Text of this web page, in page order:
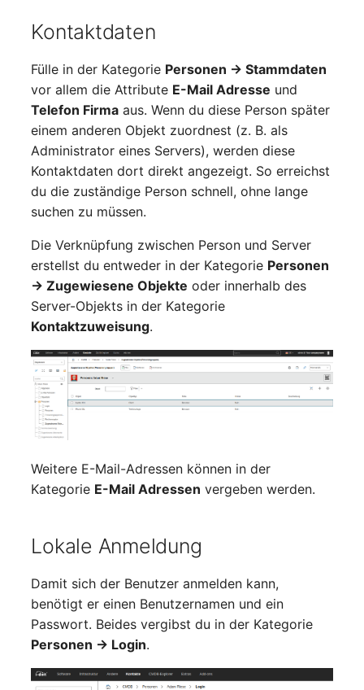
Handbuchzuweisung
Hostadapter (HBA)
Hostadresse
Installation
Kabel
Karten
Laufwerk
Lizenzschlüssel
Logbuch
Logische Geräte (Client)
Logische Geräte (LDEV
Logische Netzwerkports
Rack-Segment
Raum
Remote Management
Controller
Router
SAN Zoning
Server
SIM-Karte
Speichersystem
Stadt
Steckdosenleiste
Kontaktdaten
Fülle in der Kategorie Personen → Stammdaten
vor allem die Attribute E-Mail Adresse und
Telefon Firma aus. Wenn du diese Person später
einem anderen Objekt zuordnest (z. B. als
Administrator eines Servers), werden diese
Kontaktdaten dort direkt angezeigt. So erreichst
du die zuständige Person schnell, ohne lange
suchen zu müssen.
Die Verknüpfung zwischen Person und Server
erstellst du entweder in der Kategorie Personen
→ Zugewiesene Objekte oder innerhalb des
Server-Objekts in der Kategorie
Kontaktzuweisung.
Weitere E-Mail-Adressen können in der
Kategorie E-Mail Adressen vergeben werden.
Lokale Anmeldung
Damit sich der Benutzer anmelden kann,
benötigt er einen Benutzernamen und ein
Passwort. Beides vergibst du in der Kategorie
Personen → Login.